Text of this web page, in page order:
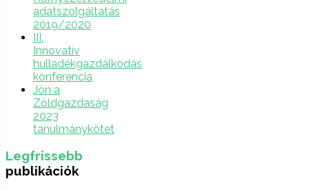
adatszolgáltatás
2019/2020
III.
Innovatív
hulladékgazdálkodás
konferencia
Jön a
Zöldgazdaság
2023
tanulmánykötet
Legfrissebb
publikációk